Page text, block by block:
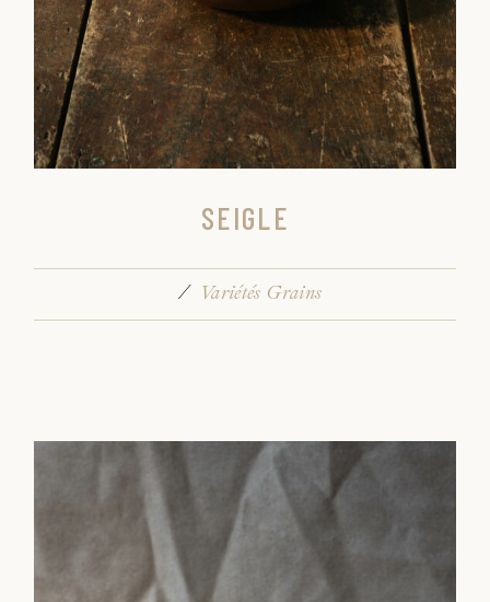
SEIGLE
Variétés Grains